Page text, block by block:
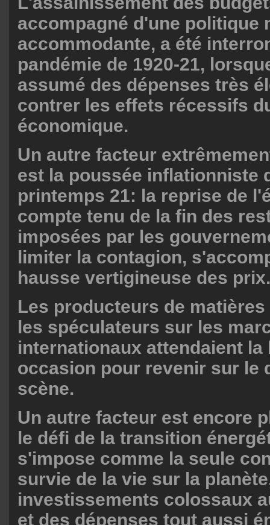
accompagné d'une politique
accommodante, a été
pandémie de 1920-21,
assumé des dépenses très
contrer les effets récessifs
économique.
Un autre facteur
est la poussée inflationniste
printemps 21: la reprise de
compte tenu de la fin des
imposées par les
limiter la contagion,
hausse vertigineuse des prix.
Les producteurs de
les spéculateurs sur les
internationaux attendaient la
occasion pour revenir sur le
scène.
Un autre facteur est encore
le défi de la transition
s'impose comme la seule
survie de la vie sur la
investissements colossaux
et des dépenses tout aussi